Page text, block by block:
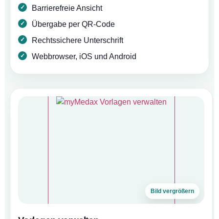
Barrierefreie Ansicht
Übergabe per QR-Code
Rechtssichere Unterschrift
Webbrowser, iOS und Android
Bild vergrößern